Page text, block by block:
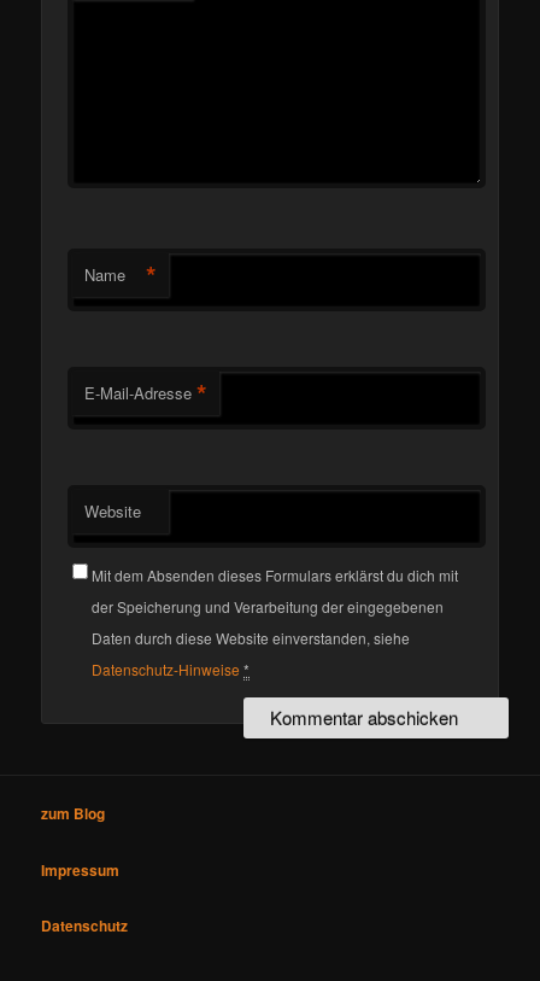
Name *
E-Mail-Adresse *
Website
Mit dem Absenden dieses Formulars erklärst du dich mit
der Speicherung und Verarbeitung der eingegebenen
Daten durch diese Website einverstanden, siehe
Datenschutz-Hinweise *
zum Blog
Impressum
Datenschutz